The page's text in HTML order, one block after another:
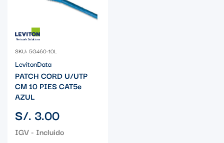
SKU: 5G460-10L
LevitonData
PATCH CORD U/UTP
CM 10 PIES CAT5e
AZUL
Precio
regular
S/. 3.00